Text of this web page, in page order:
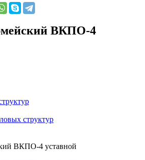
ВКПО-4
структур
ВКПО-4 уставной